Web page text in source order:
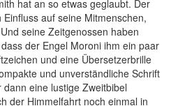
hat an so etwas geglaubt. Der
auf seine Mitmenschen,
seine Zeitgenossen haben
der Engel Moroni ihm ein paar
und eine Übersetzerbrille
und unverständliche Schrift
eine lustige Zweitbibel
der Himmelfahrt noch einmal in